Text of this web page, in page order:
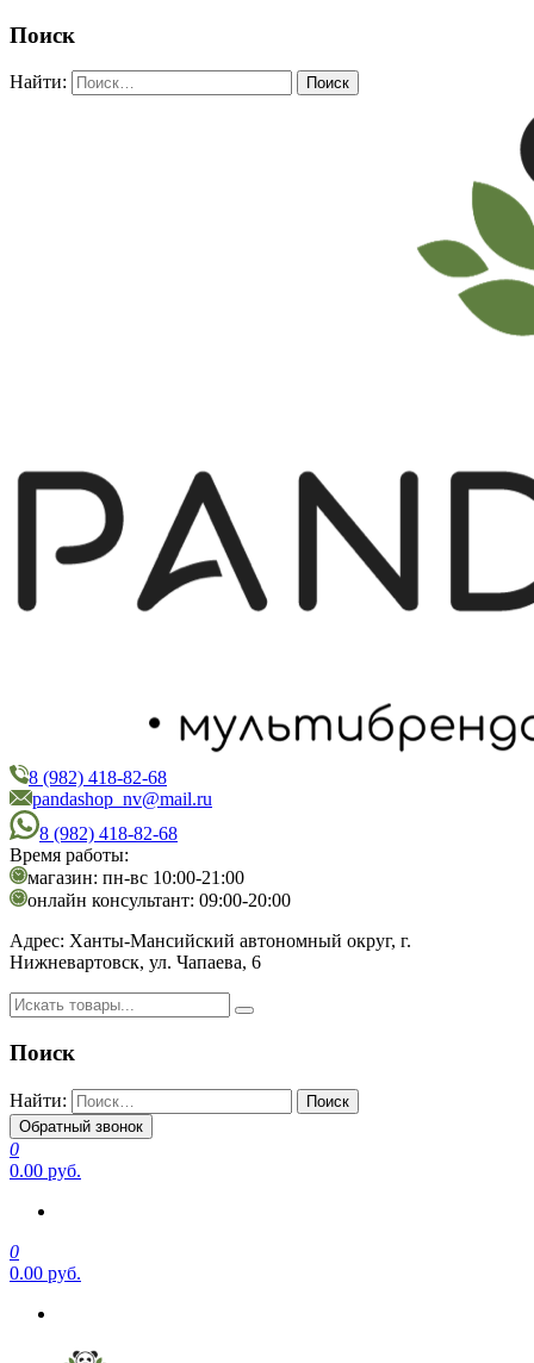
Поиск
Найти:
PandaShop
Интернет-магазин косметики
8 (982) 418-82-68
pandashop_nv@mail.ru
8 (982) 418-82-68
Время работы:
магазин: пн-вс 10:00-21:00
онлайн консультант: 09:00-20:00
Адрес: Ханты-Мансийский автономный округ, г.
Нижневартовск, ул. Чапаева, 6
Поиск
Найти:
Обратный звонок
0
0.00 руб.
0
0.00 руб.